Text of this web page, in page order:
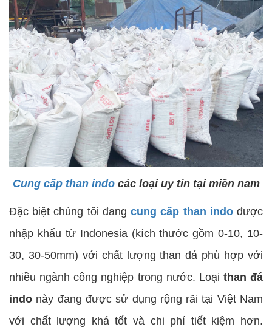
Cung cấp than indocác loại uy tín tại miền nam
Đặc biệt chúng tôi đangcung cấp than indođược
nhập khẩu từ Indonesia (kích thước gồm 0-10, 10-
30, 30-50mm) với chất lượng than đá phù hợp với
nhiều ngành công nghiệp trong nước. Loại than đá
indo này đang được sử dụng rộng rãi tại Việt Nam
với chất lượng khá tốt và chi phí tiết kiệm hơn.